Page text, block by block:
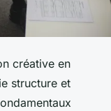
créative en
structure et